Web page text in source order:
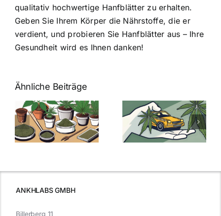
qualitativ hochwertige Hanfblätter zu erhalten.
Geben Sie Ihrem Körper die Nährstoffe, die er
verdient, und probieren Sie Hanfblätter aus – Ihre
Gesundheit wird es Ihnen danken!
Ähnliche Beiträge
Neue THC-
Grenzwert-
Regelung:
Was Sie über
Cannabis und
müssen
Cannabis
Samen
kaufen: Alles
was Sie
ANKHLABS GMBH
Billerberg 11